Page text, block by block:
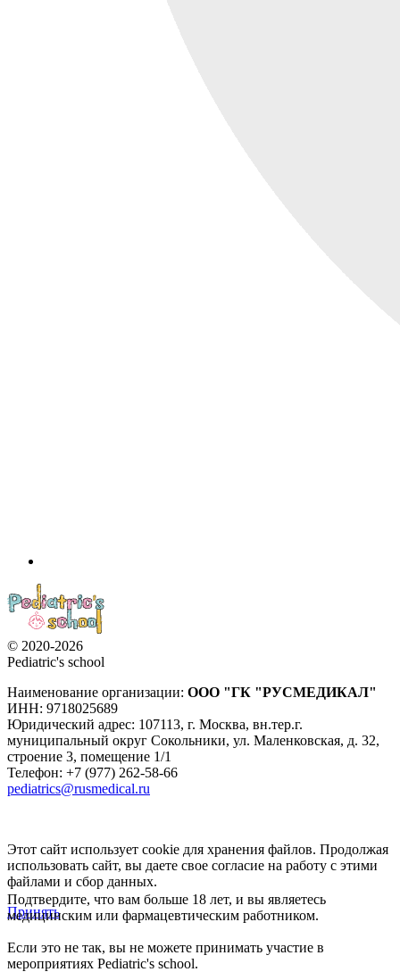
© 2020-2026
Pediatric's school
Наименование организации: ООО "ГК "РУСМЕДИКАЛ"
ИНН: 9718025689
Юридический адрес: 107113, г. Москва, вн.тер.г.
муниципальный округ Сокольники, ул. Маленковская, д. 32,
строение 3, помещение 1/1
Телефон: +7 (977) 262-58-66
pediatrics@rusmedical.ru
Этот сайт использует cookie для хранения файлов. Продолжая
использовать сайт, вы даете свое согласие на работу с этими
файлами и сбор данных.
Принять
Подтвердите, что вам больше 18 лет, и вы являетесь
медицинским или фармацевтическим работником.
Если это не так, вы не можете принимать участие в
мероприятиях Pediatric's school.